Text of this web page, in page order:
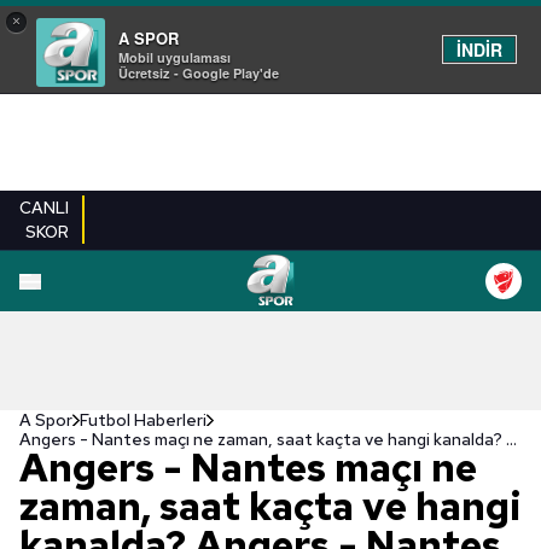
×
A SPOR
Mobil uygulaması
Ücretsiz - Google Play'de
İNDİR
CANLI
SKOR
A Spor Futbol Haberleri
Angers - Nantes maçı ne zaman, saat kaçta ve hangi kanalda? Angers - Nantes maçının muhtemel 11'leri! | Fransa Ligue 1
Angers - Nantes maçı ne
zaman, saat kaçta ve hangi